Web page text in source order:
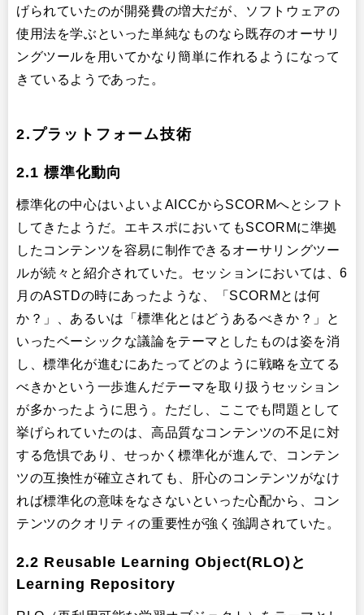
げられていたのが開発費の増大だが、ソフトウェアの
使用法を学ぶといった単純なものなら既存のオーサリ
ングツールを用いてかなり簡単に作れるようになって
きているようであった。
2.プラットフォーム技術
2.1 標準化動向
標準化の中心はいよいよAICCからSCORMへとシフト
してきたようだ。エキスポにおいてもSCORMに準拠
したコンテンツを容易に制作できるオーサリングツー
ルが続々と紹介されていた。セッションにおいては、6
月のASTDの時にあったような、「SCORMとは何
か？」、あるいは「標準化とはどうあるべきか？」と
いったベーシックな議論をテーマとしたものは姿を消
し、標準化が進むにあたってどのように戦略を立てる
べきかという一歩進んだテーマを取り扱うセッション
が多かったように思う。ただし、ここでも問題として
挙げられていたのは、高品質なコンテンツの不足に対
する危惧であり、せっかく標準化が進んで、コンテン
ツの互換性が確立されても、肝心のコンテンツがなけ
れば標準化の意味をなさないといった心配から、コン
テンツのクオリティの重要性が強く強調されていた。
2.2 Reusable Learning Object(RLO)と
Learning Repository